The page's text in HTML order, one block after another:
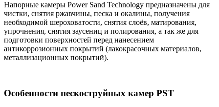
Напорные камеры Power Sand Technology предназначены для
чистки, снятия ржавчины, песка и окалины, получения
необходимой шероховатости, снятия слоёв, матирования,
упрочнения, снятия заусениц и полирования, а так же для
подготовки поверхностей перед нанесением
антикоррозионных покрытий (лакокрасочных материалов,
металлизационных покрытий).
Особенности пескоструйных камер PST